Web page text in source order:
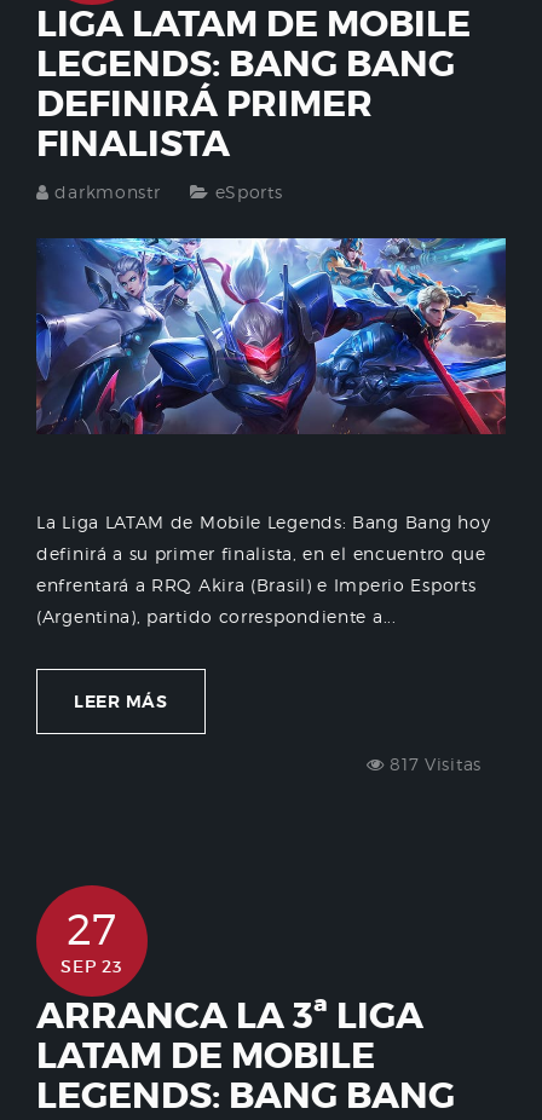
LIGA LATAM DE MOBILE
LEGENDS: BANG BANG
DEFINIRÁ PRIMER
FINALISTA
darkmonstr eSports
La Liga LATAM de Mobile Legends: Bang Bang hoy
definirá a su primer finalista, en el encuentro que
enfrentará a RRQ Akira (Brasil) e Imperio Esports
(Argentina), partido correspondiente a...
LEER MÁS
817 Visitas
27
SEP 23
ARRANCA LA 3ª LIGA
LATAM DE MOBILE
LEGENDS: BANG BANG